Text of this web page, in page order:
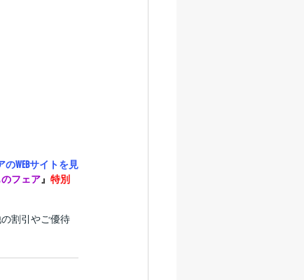
WEBサイトを見
フェア』 特別
割引やご優待